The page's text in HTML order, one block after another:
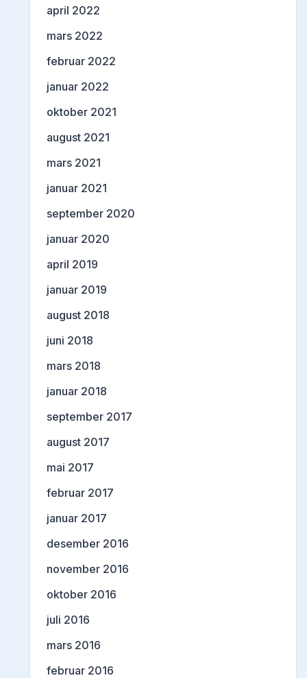
april 2022
mars 2022
februar 2022
januar 2022
oktober 2021
august 2021
mars 2021
januar 2021
september 2020
januar 2020
april 2019
januar 2019
august 2018
juni 2018
mars 2018
januar 2018
september 2017
august 2017
mai 2017
februar 2017
januar 2017
desember 2016
november 2016
oktober 2016
juli 2016
mars 2016
februar 2016